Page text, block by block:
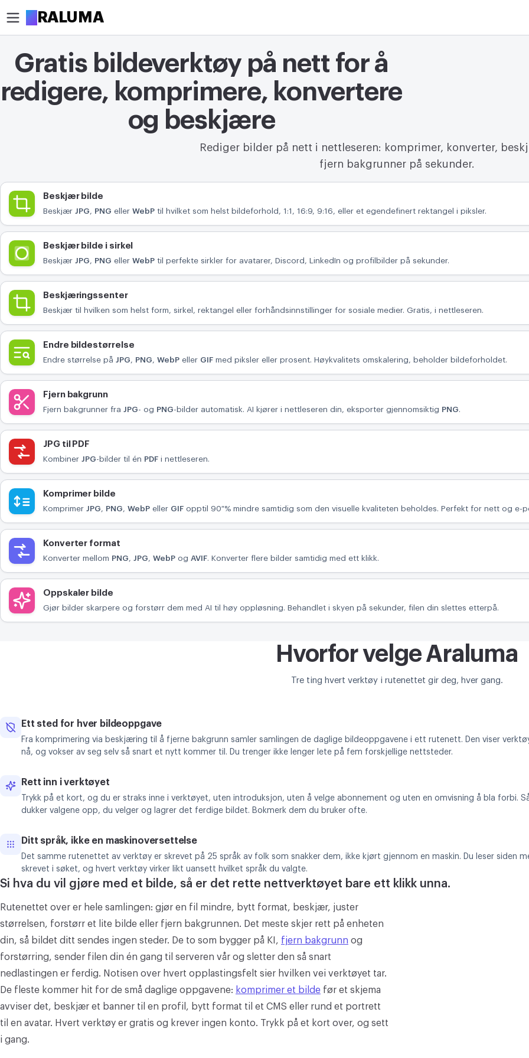
ARALUMA
BESKJÆR
Beskjær bilde
Beskjær bilde i sirkel
Fjern bakgrunn
Oppskaler bilde
REDIGER
Endre bildestørrelse
KONVERTER
Konverter
ANNET
JPG til PDF
Gratis bildeverktøy på nett for å
redigere, komprimere, konvertere
og beskjære
Rediger bilder på nett i nettleseren: komprimer, konverter,
fjern bakgrunner på sekunder.
VerktøyBeskjær bilde
Beskjær JPG, PNG eller WebP til hvilket som helst bildeforhold, 1:1, 16:9, 9:16, eller et egendefinert rektangel i piksler.
Beskjær bilde i sirkel
Beskjær JPG, PNG eller WebP til perfekte sirkler for avatarer, Discord, LinkedIn og profilbilder på sekunder.
Beskjæringssenter
Beskjær til hvilken som helst form, sirkel, rektangel eller forhåndsinnstillinger for sosiale medier. Gratis, i nettleseren.
Endre bildestørrelse
Endre størrelse på JPG, PNG, WebP eller GIF med piksler eller prosent. Høykvalitets omskalering, beholder bildeforholdet.
Fjern bakgrunn
Fjern bakgrunner fra JPG- og PNG-bilder automatisk. AI kjører i nettleseren din, eksporter gjennomsiktig PNG.
JPG til PDF
Kombiner JPG-bilder til én PDF i nettleseren.
Komprimer bilde
Komprimer JPG, PNG, WebP eller GIF opptil 90 % mindre samtidig som den visuelle kvaliteten beholdes. Perfekt for nett og e-
Konverter format
Konverter mellom PNG, JPG, WebP og AVIF. Konverter flere bilder samtidig med ett klikk.
Oppskaler bilde
Gjør bilder skarpere og forstørr dem med AI til høy oppløsning. Behandlet i skyen på sekunder, filen din slettes etterpå.
Hvorfor velge Araluma
Tre ting hvert verktøy i rutenettet gir deg, hver gang.
Ett sted for hver bildeoppgave
Fra komprimering via beskjæring til å fjerne bakgrunn samler samlingen de daglige bildeoppgavene i ett rutenett. Den viser
nå, og vokser av seg selv så snart et nytt kommer til. Du trenger ikke lenger lete på fem forskjellige nettsteder.
Rett inn i verktøyet
Trykk på et kort, og du er straks inne i verktøyet, uten introduksjon, uten å velge abonnement og uten en omvisning å bla forbi.
dukker valgene opp, du velger og lagrer det ferdige bildet. Bokmerk dem du bruker ofte.
Ditt språk, ikke en maskinoversettelse
Det samme rutenettet av verktøy er skrevet på 25 språk av folk som snakker dem, ikke kjørt gjennom en maskin. Du leser siden
skrevet i søket, og hvert verktøy virker likt uansett hvilket språk du valgte.
Si hva du vil gjøre med et bilde, så er det rette nettverktøyet bare ett klikk unna.
Rutenettet over er hele samlingen: gjør en fil mindre, bytt format, beskjær, juster
størrelsen, forstørr et lite bilde eller fjern bakgrunnen. Det meste skjer rett på enheten
din, så bildet ditt sendes ingen steder. De to som bygger på KI, fjern bakgrunn og
forstørring, sender filen din én gang til serveren vår og sletter den så snart
nedlastingen er ferdig. Notisen over hvert opplastingsfelt sier hvilken vei verktøyet tar.
De fleste kommer hit for de små daglige oppgavene: komprimer et bilde før et skjema
avviser det, beskjær et banner til en profil, bytt format til et CMS eller rund et portrett
til en avatar. Hvert verktøy er gratis og krever ingen konto. Trykk på et kort over, og sett
i gang.